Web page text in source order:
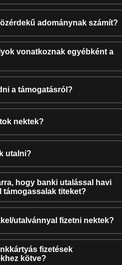
adománynak számít?
vonatkoznak egyébként a
a támogatásról?
nektek?
utalni?
hogy banki utalással havi
támogassalak titeket?
utalvánnyal fizetni nektek?
fizetések
kötve?